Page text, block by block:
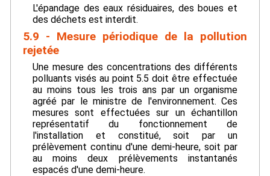
L'épandage des eaux résiduaires, des boues et
des déchets est interdit.
5.9 - Mesure périodique de la pollution
rejetée
Une mesure des concentrations des différents
polluants visés au point 5.5 doit être effectuée
au moins tous les trois ans par un organisme
agréé par le ministre de l'environnement. Ces
mesures sont effectuées sur un échantillon
représentatif du fonctionnement de
l'installation et constitué, soit par un
prélèvement continu d'une demi-heure, soit par
au moins deux prélèvements instantanés
espacés d'une demi-heure.